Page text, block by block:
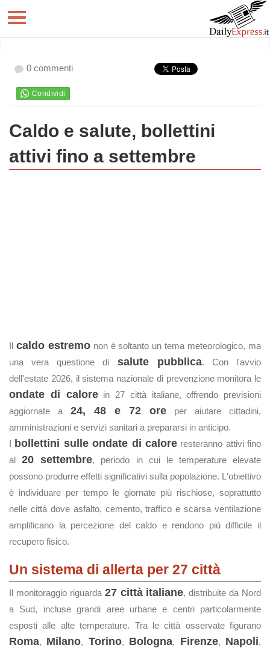
0 commenti
Caldo e salute, bollettini
attivi fino a settembre
Il caldo estremonon è soltanto un tema meteorologico, ma
una vera questione di salute pubblica. Con l'avvio
dell'estate 2026, il sistema nazionale di prevenzione monitora le
ondate di calorein 27 città italiane, offrendo previsioni
aggiornate a 24, 48 e 72 ore per aiutare cittadini,
amministrazioni e servizi sanitari a prepararsi in anticipo.
I bollettini sulle ondate di caloreresteranno attivi fino
al20 settembre, periodo in cui le temperature elevate
possono produrre effetti significativi sulla popolazione. L'obiettivo
è individuare per tempo le giornate più rischiose, soprattutto
nelle città dove asfalto, cemento, traffico e scarsa ventilazione
amplificano la percezione del caldo e rendono più difficile il
recupero fisico.
Un sistema di allerta per 27 città
Il monitoraggio riguarda 27 città italiane, distribuite da Nord
a Sud, incluse grandi aree urbane e centri particolarmente
esposti alle alte temperature. Tra le città osservate figurano
Roma, Milano, Torino, Bologna, Firenze, Napoli,